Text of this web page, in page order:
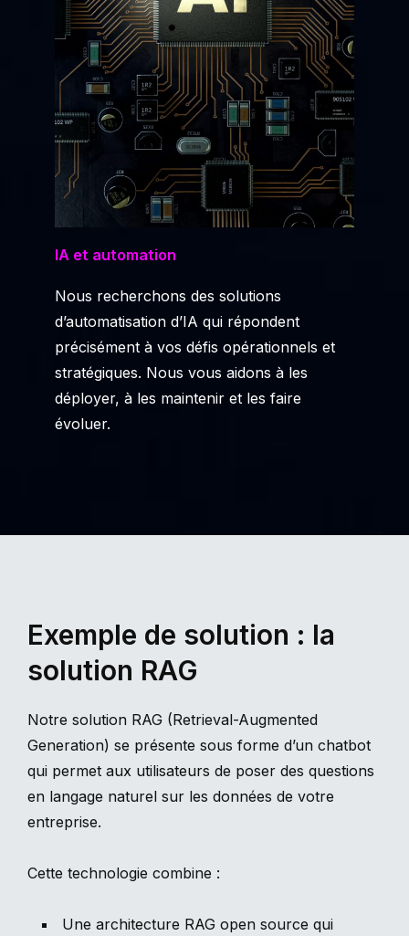
IA et automation
Nous recherchons des solutions
d’automatisation d’IA qui répondent
précisément à vos défis opérationnels et
stratégiques. Nous vous aidons à les
déployer, à les maintenir et les faire
évoluer.
Exemple de solution : la
solution RAG
Notre solution RAG (Retrieval-Augmented
Generation) se présente sous forme d’un chatbot
qui permet aux utilisateurs de poser des questions
en langage naturel sur les données de votre
entreprise.
Cette technologie combine :
Une architecture RAG open source qui